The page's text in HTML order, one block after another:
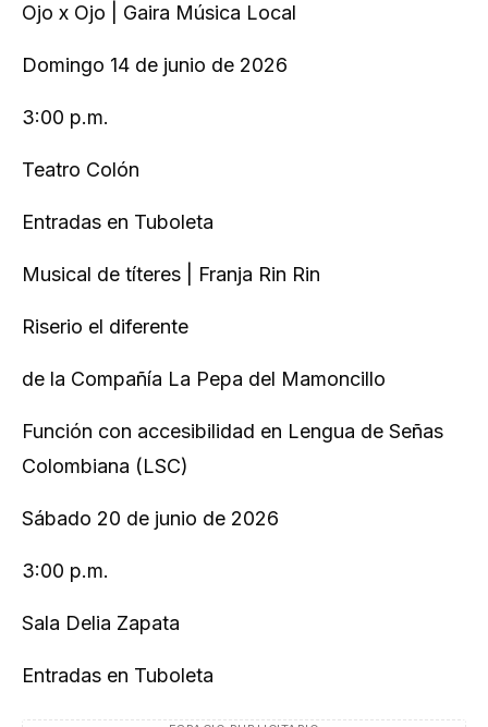
Ojo x Ojo | Gaira Música Local
Domingo 14 de junio de 2026
3:00 p.m.
Teatro Colón
Entradas en Tuboleta
Musical de títeres | Franja Rin Rin
Riserio el diferente
de la Compañía La Pepa del Mamoncillo
Función con accesibilidad en Lengua de Señas
Colombiana (LSC)
Sábado 20 de junio de 2026
3:00 p.m.
Sala Delia Zapata
Entradas en Tuboleta